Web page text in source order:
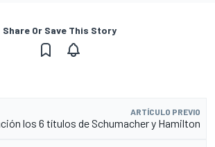
Share Or Save This Story
ARTÍCULO PREVIO
los 6 títulos de Schumacher y Hamilton